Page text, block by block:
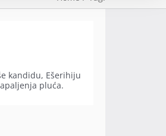
kandidu, Ešerihiju
pluća.